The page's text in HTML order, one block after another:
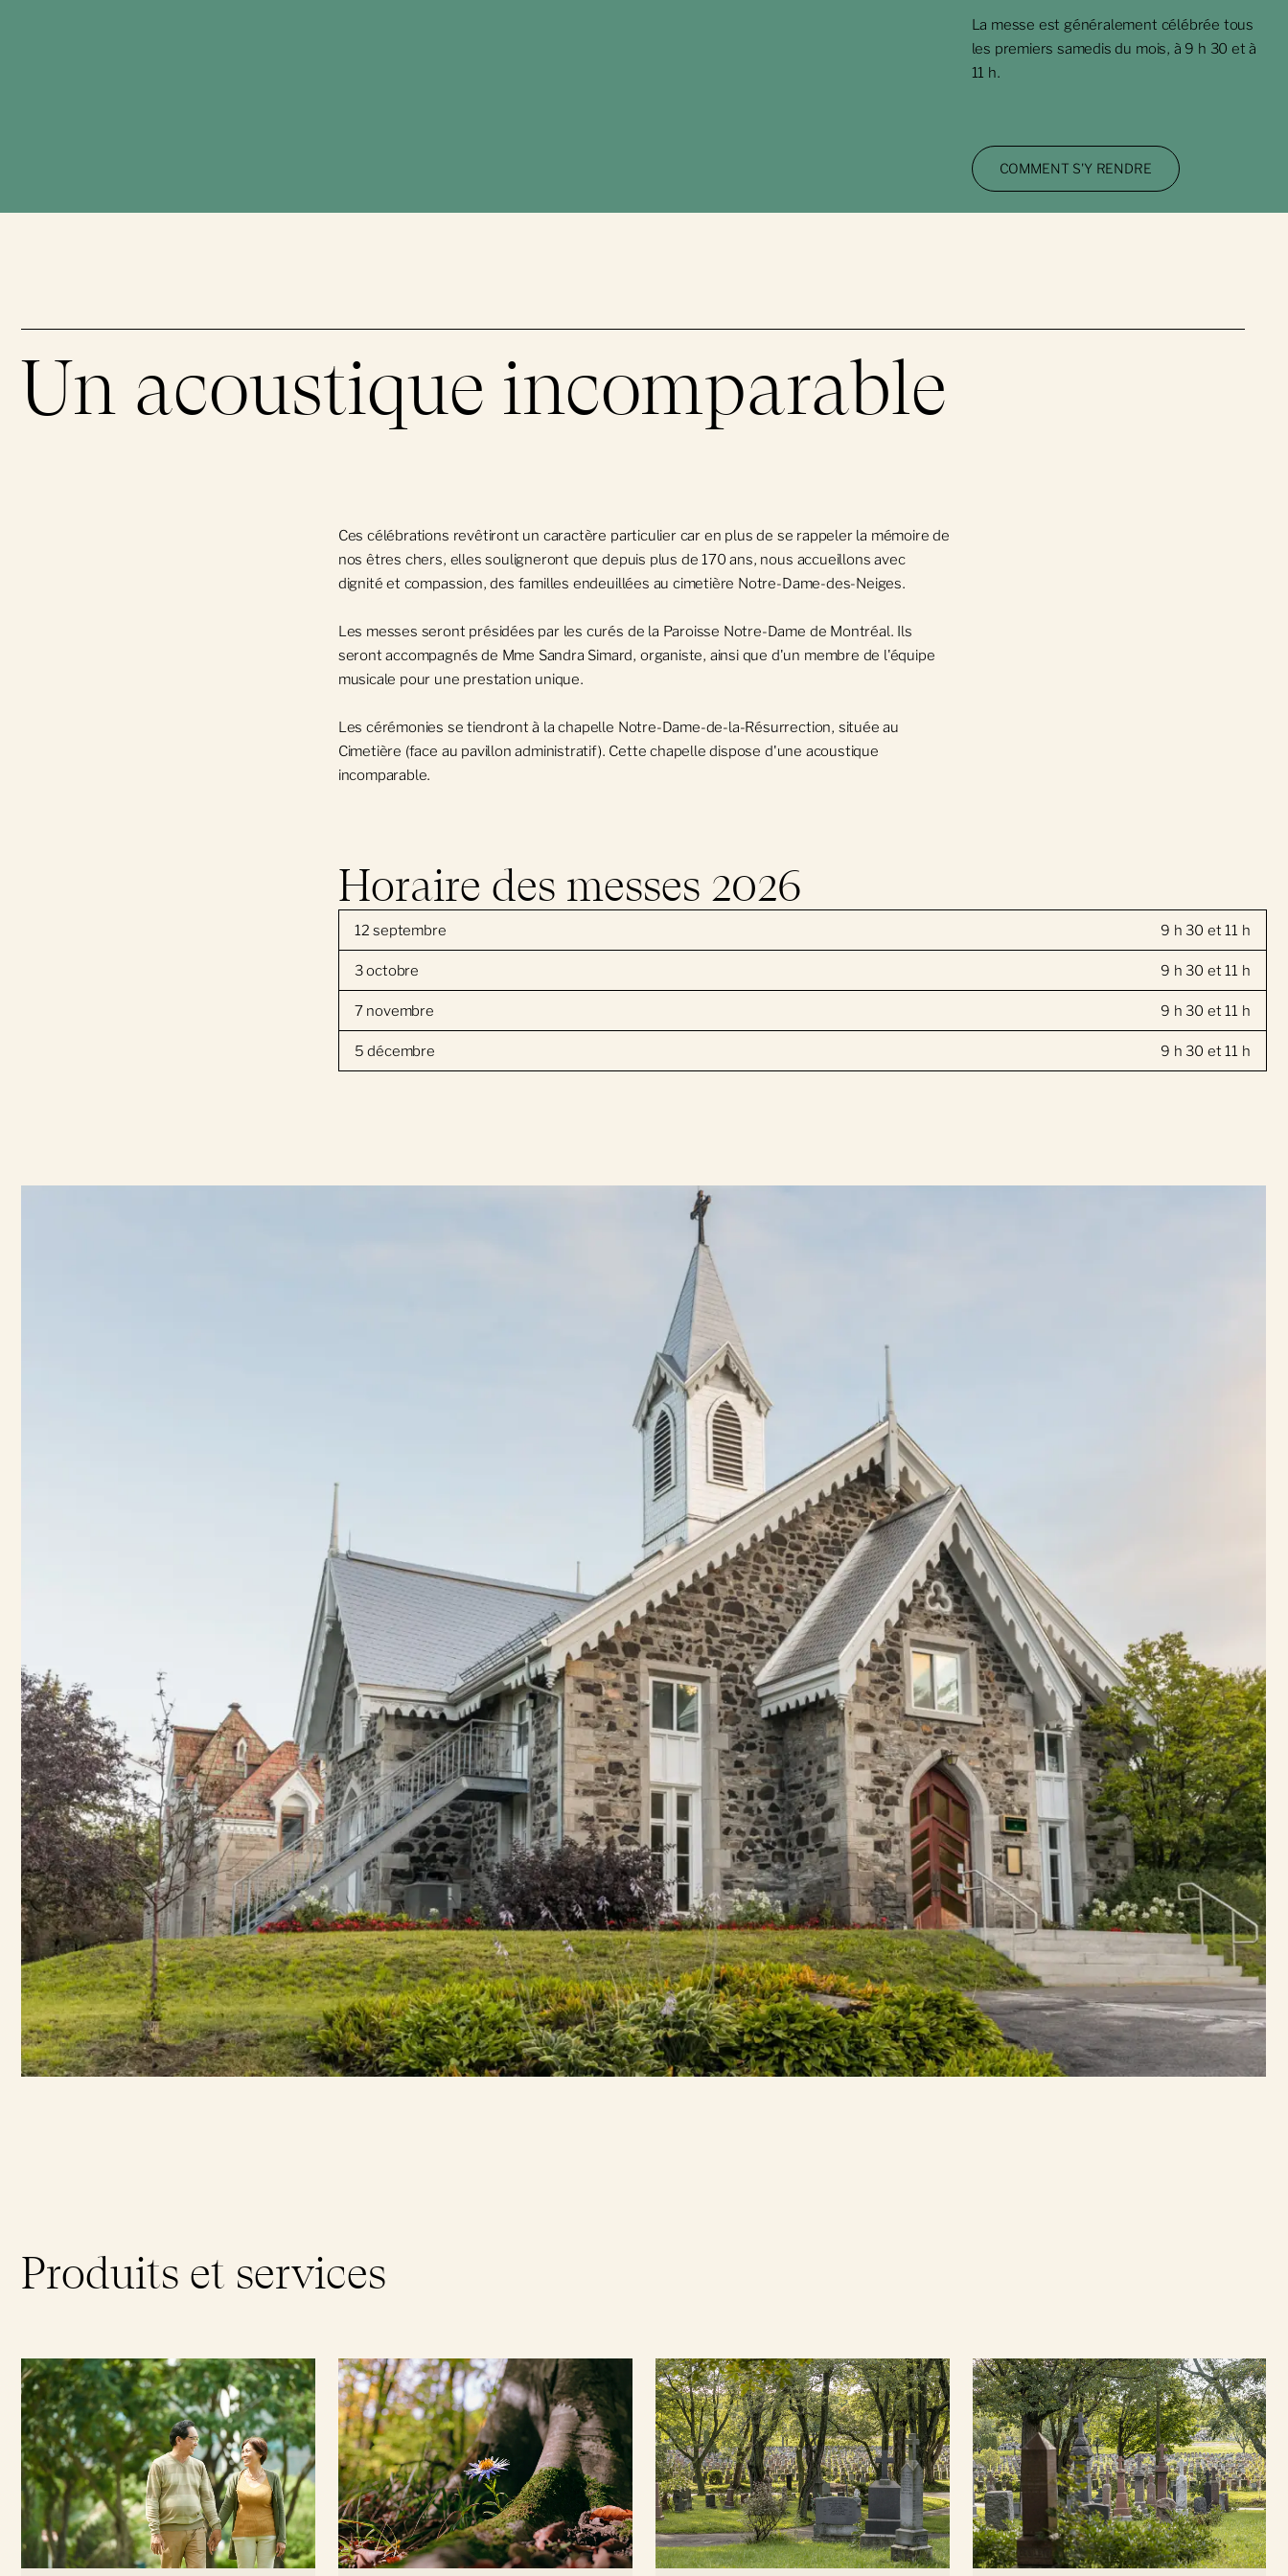
Messes funéraires
La messe est généralement célébrée tous
les premiers samedis du mois, à 9 h 30 et à
11 h.
COMMENT S'Y RENDRE
Un acoustique incomparable
Ces célébrations revêtiront un caractère particulier car en plus de se rappeler la mémoire de
nos êtres chers, elles souligneront que depuis plus de 170 ans, nous accueillons avec
dignité et compassion, des familles endeuillées au cimetière Notre-Dame-des-Neiges.
Les messes seront présidées par les curés de la Paroisse Notre-Dame de Montréal. Ils
seront accompagnés de Mme Sandra Simard, organiste, ainsi que d'un membre de l'équipe
musicale pour une prestation unique.
Les cérémonies se tiendront à la chapelle Notre-Dame-de-la-Résurrection, située au
Cimetière (face au pavillon administratif). Cette chapelle dispose d'une acoustique
incomparable.
Horaire des messes 2026
12 septembre 9 h 30 et 11 h
3 octobre 9 h 30 et 11 h
7 novembre 9 h 30 et 11 h
5 décembre 9 h 30 et 11 h
Produits et services